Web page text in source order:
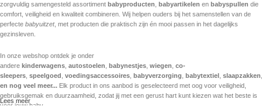
zorgvuldig samengesteld assortiment babyproducten babyartikelen en babyspullen die
comfort, veiligheid en kwaliteit combineren. Wij helpen ouders bij het samenstellen van de
perfecte babyuitzet, met producten die praktisch zijn én mooi passen in het dagelijks
gezinsleven.
In onze webshop ontdek je onder
andere kinderwagens autostoelen babynestjes wiegen co-
sleepers speelgoed voedingsaccessoires babyverzorging babytextiel slaapzakken
en nog veel meer... Elk product in ons aanbod is geselecteerd met oog voor veiligheid,
gebruiksgemak en duurzaamheid, zodat jij met een gerust hart kunt kiezen wat het beste is
Lees meer